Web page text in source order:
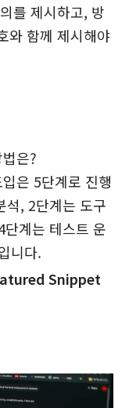
를 제시하고, 방
와 함께 제시해야
은?
은 5단계로 진행
석, 2단계는 도구
계는 테스트 운
니다.
Snippet